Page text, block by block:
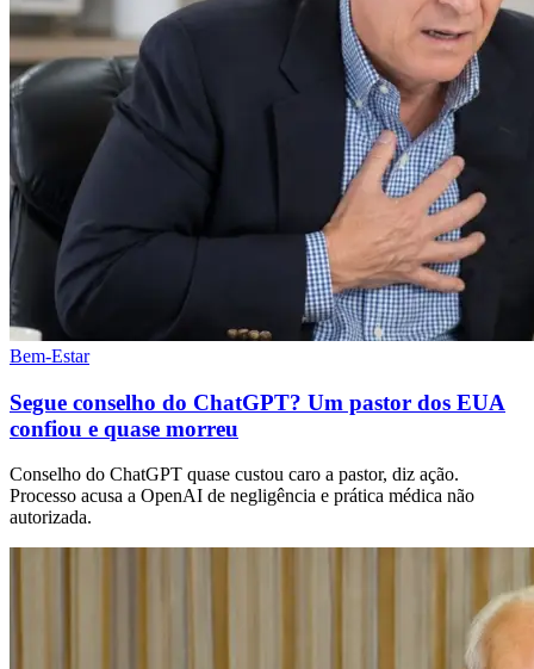
Bem-Estar
Segue conselho do ChatGPT? Um pastor dos EUA
confiou e quase morreu
Conselho do ChatGPT quase custou caro a pastor, diz ação.
Processo acusa a OpenAI de negligência e prática médica não
autorizada.